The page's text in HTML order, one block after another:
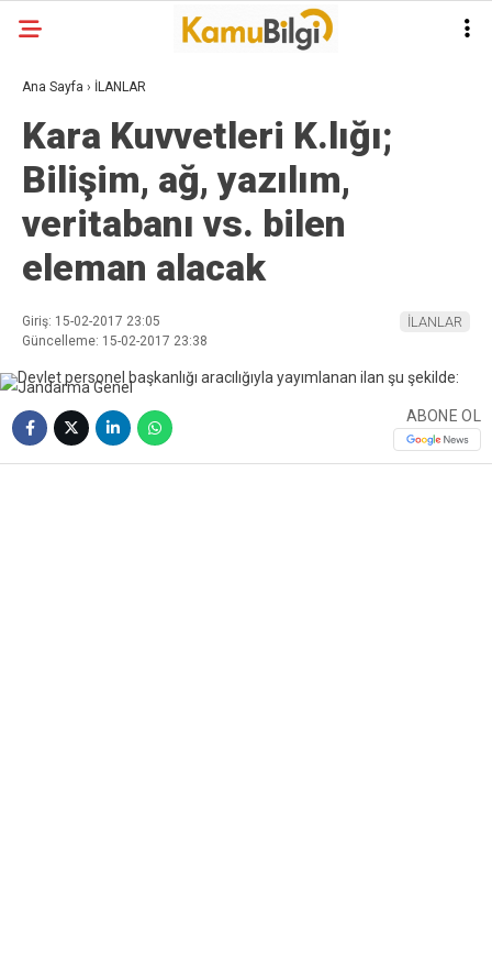
Ana Sayfa › İLANLAR
Kara Kuvvetleri K.lığı;
Bilişim, ağ, yazılım,
veritabanı vs. bilen
eleman alacak
Giriş: 15-02-2017 23:05
Güncelleme: 15-02-2017 23:38
İLANLAR
ABONE OL